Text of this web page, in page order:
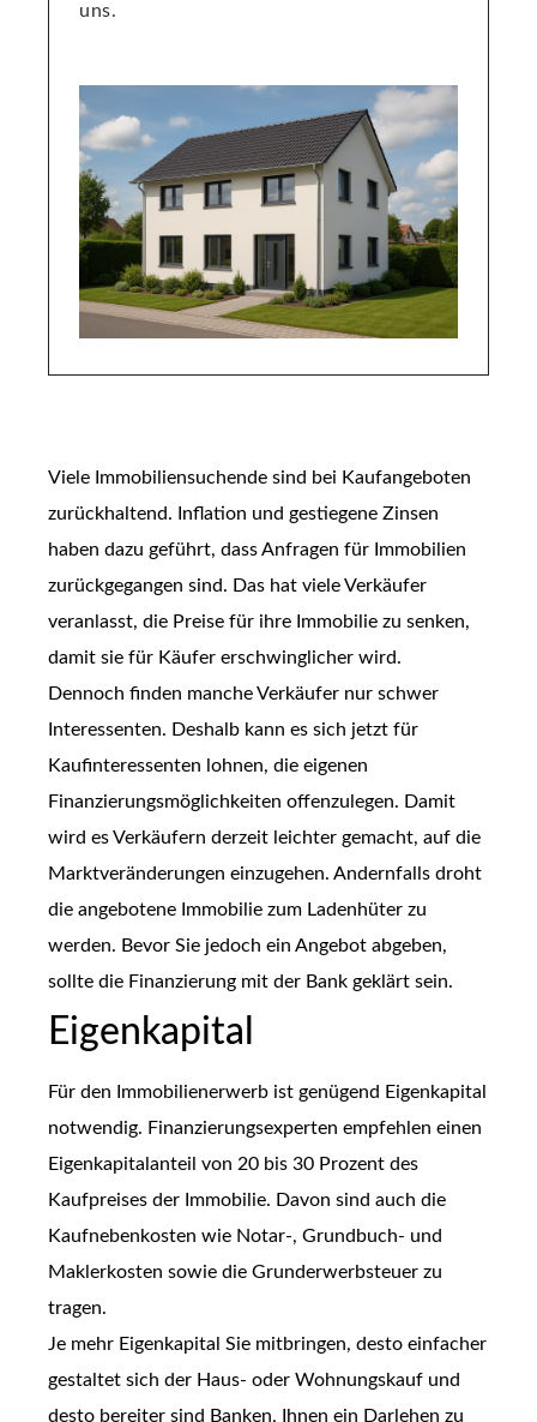
uns.
Viele Immobiliensuchende sind bei Kaufangeboten
zurückhaltend. Inflation und gestiegene Zinsen
haben dazu geführt, dass Anfragen für Immobilien
zurückgegangen sind. Das hat viele Verkäufer
veranlasst, die Preise für ihre Immobilie zu senken,
damit sie für Käufer erschwinglicher wird.
Dennoch finden manche Verkäufer nur schwer
Interessenten. Deshalb kann es sich jetzt für
Kaufinteressenten lohnen, die eigenen
Finanzierungsmöglichkeiten offenzulegen. Damit
wird es Verkäufern derzeit leichter gemacht, auf die
Marktveränderungen einzugehen. Andernfalls droht
die angebotene Immobilie zum Ladenhüter zu
werden. Bevor Sie jedoch ein Angebot abgeben,
sollte die Finanzierung mit der Bank geklärt sein.
Eigenkapital
Für den Immobilienerwerb ist genügend Eigenkapital
notwendig. Finanzierungsexperten empfehlen einen
Eigenkapitalanteil von 20 bis 30 Prozent des
Kaufpreises der Immobilie. Davon sind auch die
Kaufnebenkosten wie Notar-, Grundbuch- und
Maklerkosten sowie die Grunderwerbsteuer zu
tragen.
Je mehr Eigenkapital Sie mitbringen, desto einfacher
gestaltet sich der Haus- oder Wohnungskauf und
desto bereiter sind Banken, Ihnen ein Darlehen zu